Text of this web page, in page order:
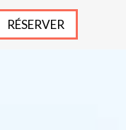
RÉSERVER